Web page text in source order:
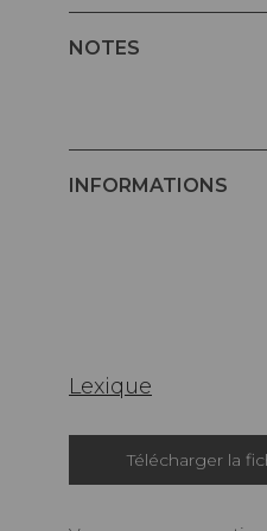
NOTES
INFORMATIONS
Lexique
Télécharger la